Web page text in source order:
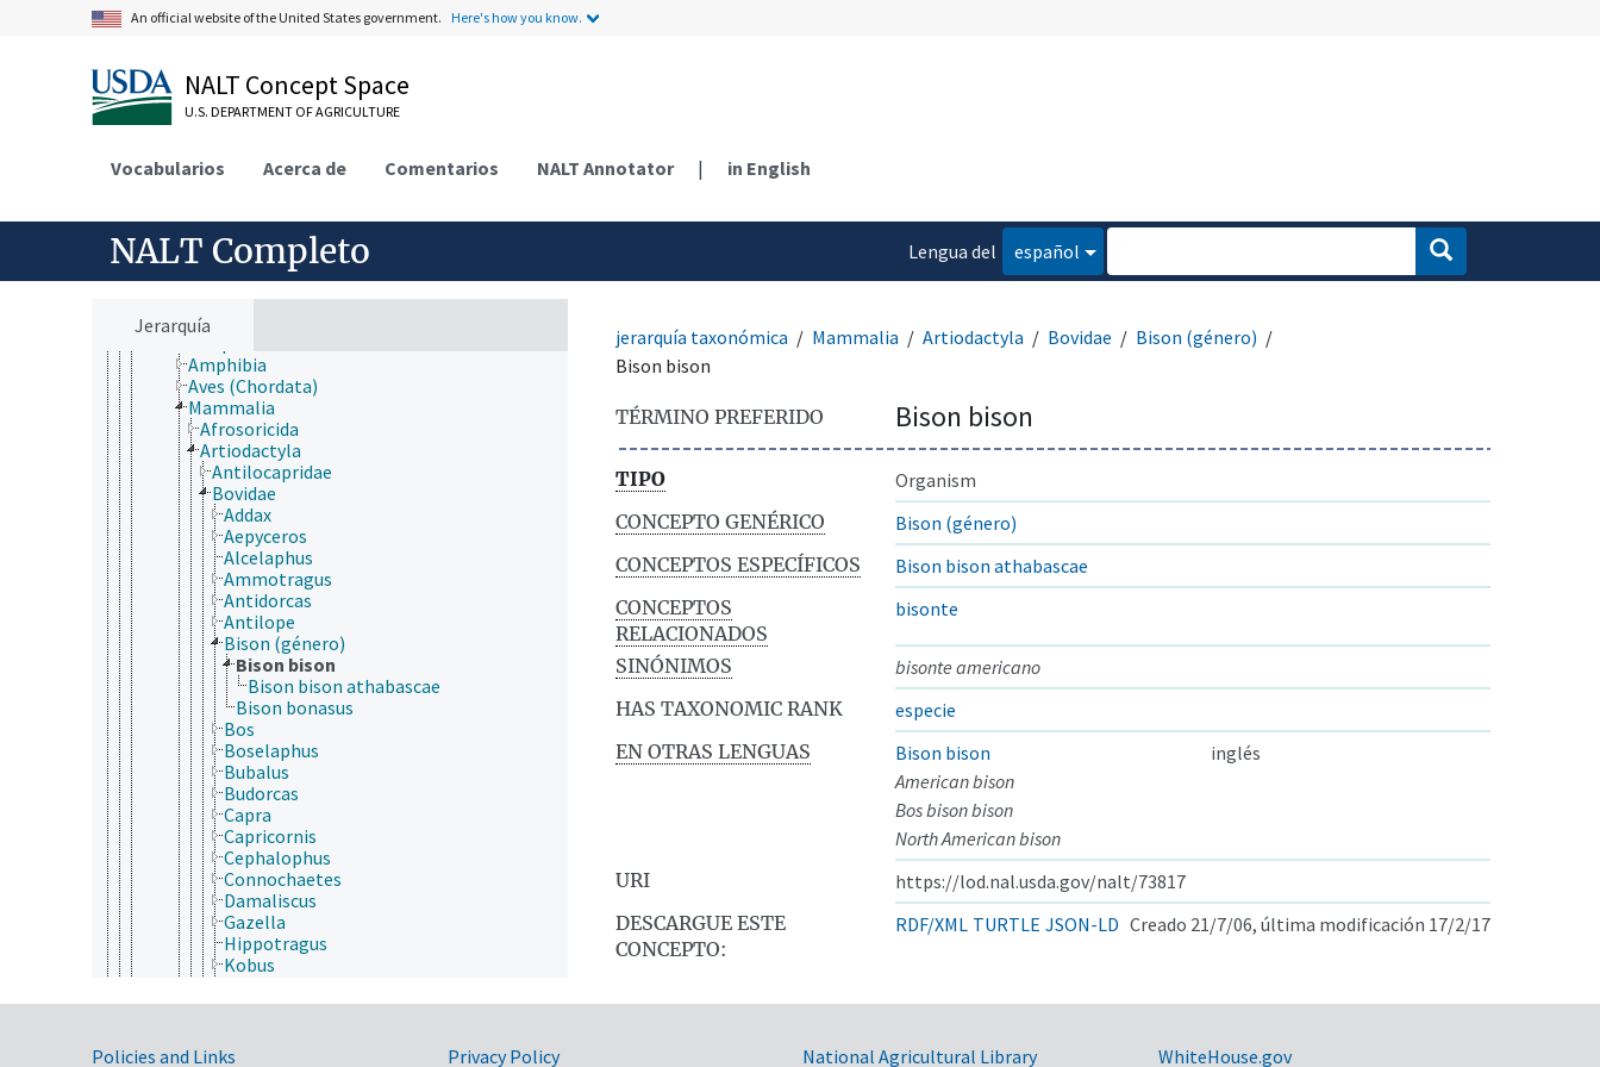
An official website of the United States government. Here's how you know.
NALT Concept Space
U.S. DEPARTMENT OF AGRICULTURE
Vocabularios Acerca de Comentarios NALT Annotator | in English
NALT Completo
Lengua del
español
Jerarquía
Animalia
Annelida
Arthropoda
Bryozoa
Chaetognatha
Cephalochordata
Agnatha
Gnathostomata
Actinopterygii
Chondrichthyes
Sarcopterygii
Tetrapoda
Amphibia
Aves (Chordata)
Mammalia
Afrosoricida
Artiodactyla
Antilocapridae
Bovidae
Addax
Aepyceros
Alcelaphus
Ammotragus
Antidorcas
Antilope
Bison (género)
Bison bison
Bison bison athabascae
Bison bonasus
Bos
Boselaphus
Bubalus
Budorcas
Capra
Capricornis
Cephalophus
Connochaetes
Damaliscus
Gazella
Hippotragus
Kobus
Nanger
Oryx
jerarquía taxonómica Mammalia Artiodactyla Bovidae
Bison (género)
Bison bison
TÉRMINO PREFERIDO Bison bison
TIPO
Organism
CONCEPTO GENÉRICO
Bison (género)
CONCEPTOS ESPECÍFICOS
Bison bison athabascae
CONCEPTOS
RELACIONADOS
bisonte
SINÓNIMOS
bisonte americano
HAS TAXONOMIC RANK
especie
EN OTRAS LENGUAS
Bison bison
inglés
American bison
Bos bison bison
North American bison
URI
https://lod.nal.usda.gov/nalt/73817
DESCARGUE ESTE
CONCEPTO:
RDF/XML TURTLE JSON-LD Creado 21/7/06, última modificación 17/2/17
Policies and Links Privacy Policy National Agricultural Library WhiteHouse.gov